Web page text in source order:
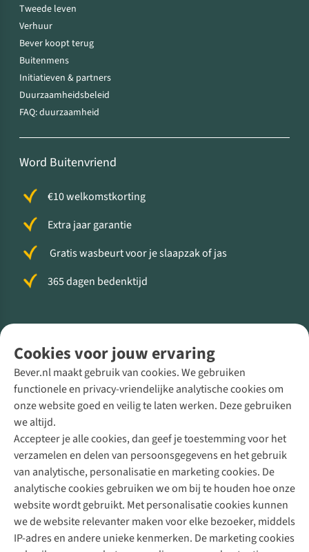
Cookies voor jouw ervaring
Bever.nl maakt gebruik van cookies. We gebruiken
functionele en privacy-vriendelijke analytische cookies om
onze website goed en veilig te laten werken. Deze gebruiken
we altijd.
Accepteer je alle cookies, dan geef je toestemming voor het
verzamelen en delen van persoonsgegevens en het gebruik
van analytische, personalisatie en marketing cookies. De
analytische cookies gebruiken we om bij te houden hoe onze
website wordt gebruikt. Met personalisatie cookies kunnen
we de website relevanter maken voor elke bezoeker, middels
IP-adres en andere unieke kenmerken. De marketing cookies
Tweede leven
Verhuur
Bever koopt terug
Buitenmens
Initiatieven & partners
Duurzaamheidsbeleid
FAQ: duurzaamheid
Word Buitenvriend
€10 welkomstkorting
Extra jaar garantie
Gratis wasbeurt voor je slaapzak of jas
365 dagen bedenktijd
Direct advies van een Buitenexpert
+31 (0)85 888 50 88
+31 6 12 28 49 80
Contactformulier